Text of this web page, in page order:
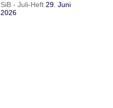
SiB - Juli-Heft 29. Juni
2026